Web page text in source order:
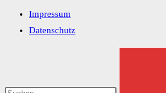
Impressum
Datenschutz